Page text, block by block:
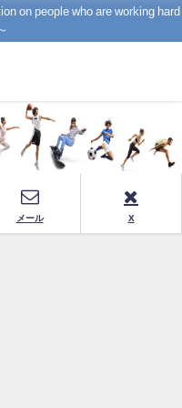
on people who are working hard
メール X